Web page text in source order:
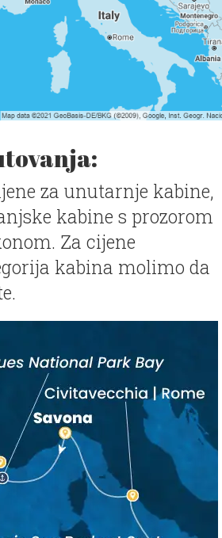
za unutarnje kabine,
kabine s prozorom
Za cijene
kabina molimo da